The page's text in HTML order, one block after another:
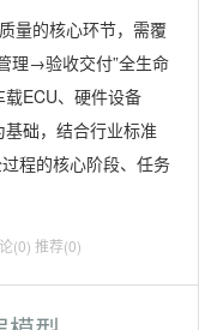
量的核心环节，需覆
理→验收交付”全生命
ECU、硬件设备
础，结合行业标准
程的核心阶段、任务
(0) 推荐(0)